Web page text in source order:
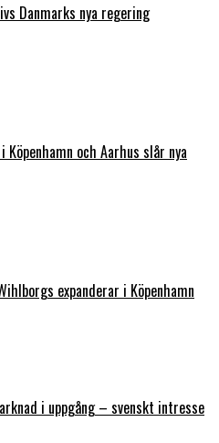
Danmarks nya regering
Köpenhamn och Aarhus slår nya
expanderar i Köpenhamn
i uppgång – svenskt intresse